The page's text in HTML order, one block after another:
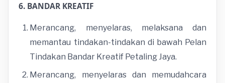
6. BANDAR KREATIF
Merancang, menyelaras, melaksana dan
memantau tindakan-tindakan di bawah Pelan
Tindakan Bandar Kreatif Petaling Jaya.
Merancang, menyelaras dan memudahcara